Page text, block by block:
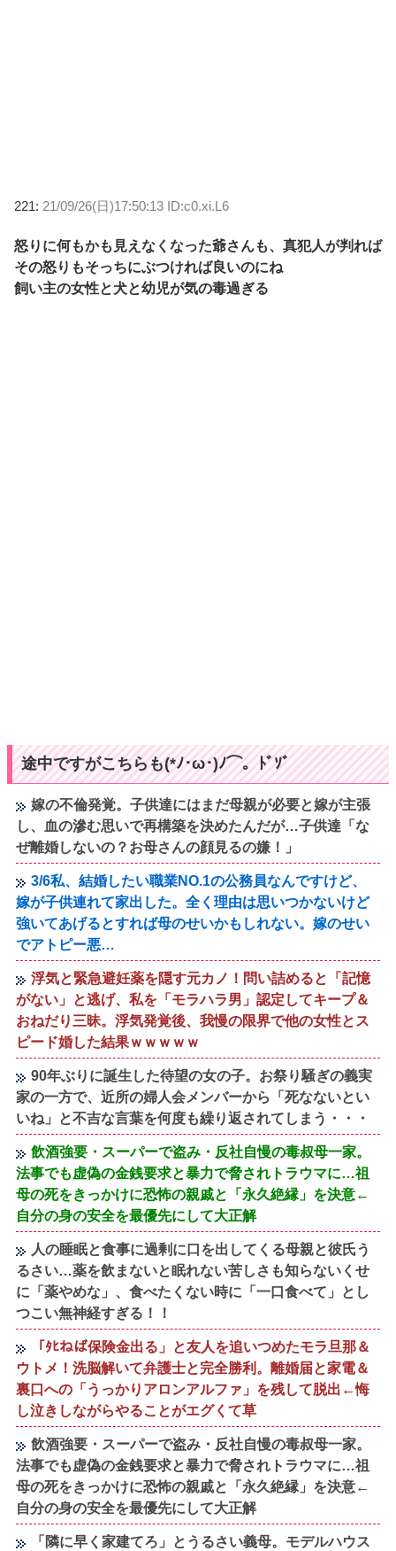
221: 21/09/26(日)17:50:13 ID:c0.xi.L6
怒りに何もかも見えなくなった爺さんも、真犯人が判れば
その怒りもそっちにぶつければ良いのにね
飼い主の女性と犬と幼児が気の毒過ぎる
途中ですがこちらも(*ﾉ･ω･)ﾉ⌒。ﾄﾞｿﾞ
嫁の不倫発覚。子供達にはまだ母親が必要と嫁が主張
し、血の滲む思いで再構築を決めたんだが…子供達「な
ぜ離婚しないの？お母さんの顔見るの嫌！」
3/6私、結婚したい職業NO.1の公務員なんですけど、
嫁が子供連れて家出した。全く理由は思いつかないけど
強いてあげるとすれば母のせいかもしれない。嫁のせい
でアトピー悪…
浮気と緊急避妊薬を隠す元カノ！問い詰めると「記憶
がない」と逃げ、私を「モラハラ男」認定してキープ＆
おねだり三昧。浮気発覚後、我慢の限界で他の女性とス
ピード婚した結果ｗｗｗｗｗ
90年ぶりに誕生した待望の女の子。お祭り騒ぎの義実
家の一方で、近所の婦人会メンバーから「死なないとい
いね」と不吉な言葉を何度も繰り返されてしまう・・・
飲酒強要・スーパーで盗み・反社自慢の毒叔母一家。
法事でも虚偽の金銭要求と暴力で脅されトラウマに…祖
母の死をきっかけに恐怖の親戚と「永久絶縁」を決意←
自分の身の安全を最優先にして大正解
人の睡眠と食事に過剰に口を出してくる母親と彼氏う
るさい…薬を飲まないと眠れない苦しさも知らないくせ
に「薬やめな」、食べたくない時に「一口食べて」とし
つこい無神経すぎる！！
「ﾀﾋねば保険金出る」と友人を追いつめたモラ旦那＆
ウトメ！洗脳解いて弁護士と完全勝利。離婚届と家電＆
裏口への「うっかりアロンアルファ」を残して脱出←悔
し泣きしながらやることがエグくて草
飲酒強要・スーパーで盗み・反社自慢の毒叔母一家。
法事でも虚偽の金銭要求と暴力で脅されトラウマに…祖
母の死をきっかけに恐怖の親戚と「永久絶縁」を決意←
自分の身の安全を最優先にして大正解
「隣に早く家建てろ」とうるさい義母。モデルハウス